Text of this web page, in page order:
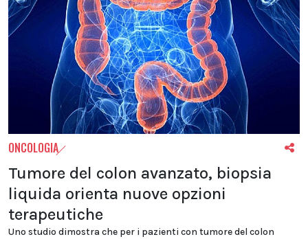
ONCOLOGIA
Tumore del colon avanzato, biopsia
liquida orienta nuove opzioni
terapeutiche
Uno studio dimostra che per i pazienti con tumore del colon